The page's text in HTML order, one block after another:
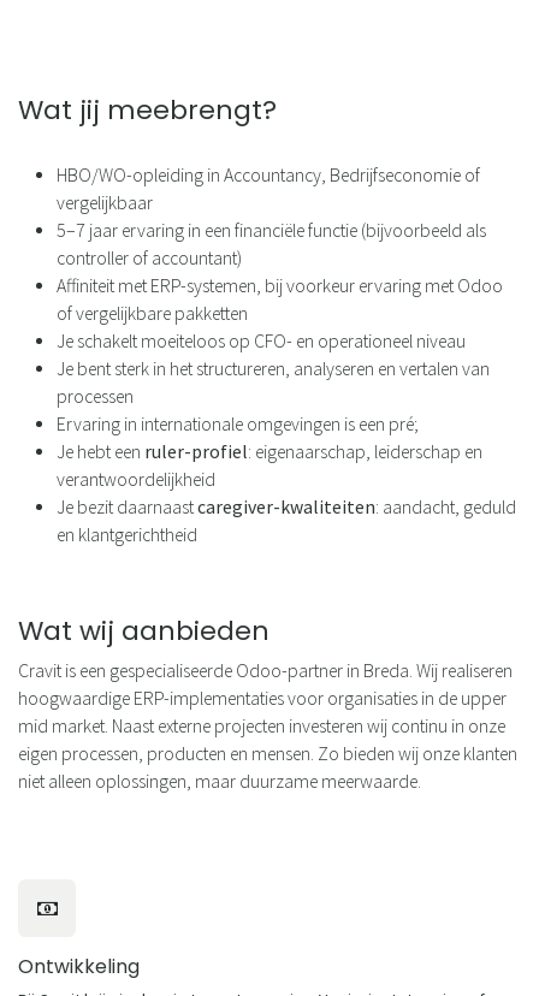
Wat jij meebrengt?
HBO/WO-opleiding in Accountancy, Bedrijfseconomie of
vergelijkbaar
5–7 jaar ervaring in een financiële functie (bijvoorbeeld als
controller of accountant)
Affiniteit met ERP-systemen, bij voorkeur ervaring met Odoo
of vergelijkbare pakketten
Je schakelt moeiteloos op CFO- en operationeel niveau
Je bent sterk in het structureren, analyseren en vertalen van
processen
Ervaring in internationale omgevingen is een pré;
Je hebt een ruler-profiel: eigenaarschap, leiderschap en
verantwoordelijkheid
Je bezit daarnaastcaregiver-kwaliteiten: aandacht, geduld
en klantgerichtheid
Wat wij aanbieden
Cravit is een gespecialiseerde Odoo-partner in Breda. Wij realiseren
hoogwaardige ERP-implementaties voor organisaties in de upper
mid market. Naast externe projecten investeren wij continu in onze
eigen processen, producten en mensen. Zo bieden wij onze klanten
niet alleen oplossingen, maar duurzame meerwaarde.
Ontwikkeling